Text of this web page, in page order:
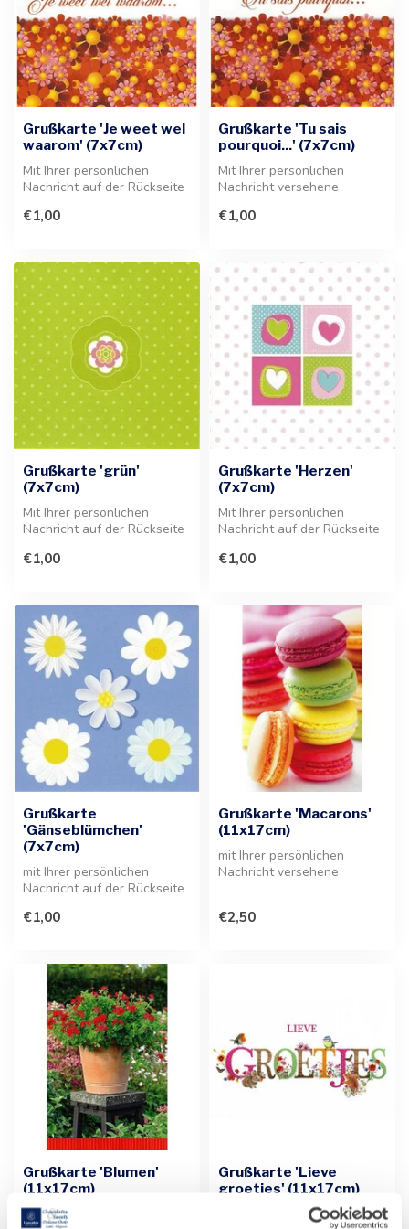
Grußkarte 'Je weet wel
waarom' (7x7cm)
Mit Ihrer persönlichen
Nachricht auf der Rückseite
j...
€1,00
Grußkarte 'Tu sais
pourquoi...' (7x7cm)
Mit Ihrer persönlichen
Nachricht versehene
Ihre indi...
€1,00
Grußkarte 'grün'
(7x7cm)
Mit Ihrer persönlichen
Nachricht auf der Rückseite
Grußk...
€1,00
Grußkarte 'Herzen'
(7x7cm)
Mit Ihrer persönlichen
Nachricht auf der Rückseite
perfe...
€1,00
Grußkarte
'Gänseblümchen'
(7x7cm)
mit Ihrer persönlichen
Nachricht auf der Rückseite
wunderbare...
€1,00
Grußkarte 'Macarons'
(11x17cm)
mit Ihrer persönlichen
Nachricht versehene
€2,50
Grußkarte 'Blumen'
(11x17cm)
Mit Ihrer persönlichen
Grußkarte 'Lieve
groetjes' (11x17cm)
Mit Ihrer persönlichen